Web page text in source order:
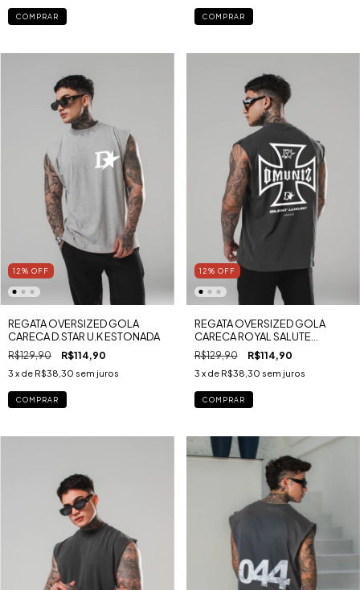
COMPRAR COMPRAR
12% OFF
REGATA OVERSIZED GOLA
CARECA D.STAR U.K ESTONADA
R$129,90 R$114,90
3 x de R$38,30 sem juros
COMPRAR
12% OFF
REGATA OVERSIZED GOLA
CARECA ROYAL SALUTE
ESTONADA
R$129,90 R$114,90
3 x de R$38,30 sem juros
COMPRAR